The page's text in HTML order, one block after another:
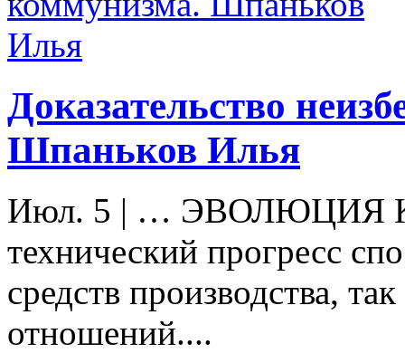
Доказательство
Шпаньков Илья
Июл. 5 | … ЭВОЛЮЦИЯ
технический прогресс
средств производства,
отношений....